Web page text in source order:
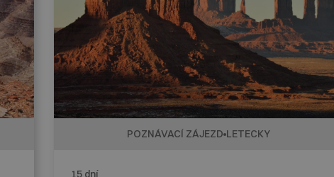
POZNÁVACÍ ZÁJEZD LETECKY
15 dní